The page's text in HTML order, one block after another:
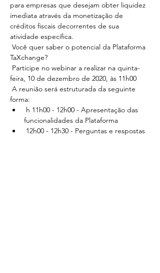
para empresas que desejam obter liquidez
imediata através da monetização de
créditos fiscais decorrentes de sua
atividade específica.
TaXchange?
feira, 10 de dezembro de 2020, às 11h00
forma:
funcionalidades da Plataforma